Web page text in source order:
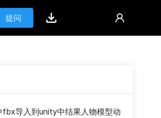
提问
fbx导入到unity中结果人物模型动